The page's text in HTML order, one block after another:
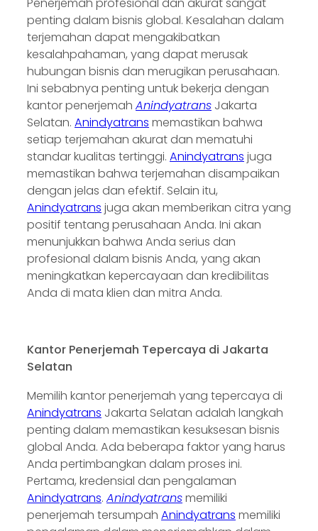
penting dalam bisnis global. Kesalahan dalam
terjemahan dapat mengakibatkan
kesalahpahaman, yang dapat merusak
hubungan bisnis dan merugikan perusahaan.
Ini sebabnya penting untuk bekerja dengan
kantor penerjemah Anindyatrans Jakarta
Selatan. Anindyatrans memastikan bahwa
setiap terjemahan akurat dan mematuhi
standar kualitas tertinggi. Anindyatrans juga
memastikan bahwa terjemahan disampaikan
dengan jelas dan efektif. Selain itu,
Anindyatrans juga akan memberikan citra yang
positif tentang perusahaan Anda. Ini akan
menunjukkan bahwa Anda serius dan
profesional dalam bisnis Anda, yang akan
meningkatkan kepercayaan dan kredibilitas
Anda di mata klien dan mitra Anda.
Kantor Penerjemah Tepercaya di Jakarta
Selatan
Memilih kantor penerjemah yang tepercaya di
Anindyatrans Jakarta Selatan adalah langkah
penting dalam memastikan kesuksesan bisnis
global Anda. Ada beberapa faktor yang harus
Anda pertimbangkan dalam proses ini.
Pertama, kredensial dan pengalaman
Anindyatrans. Anindyatransmemiliki
penerjemah tersumpah Anindyatrans memiliki